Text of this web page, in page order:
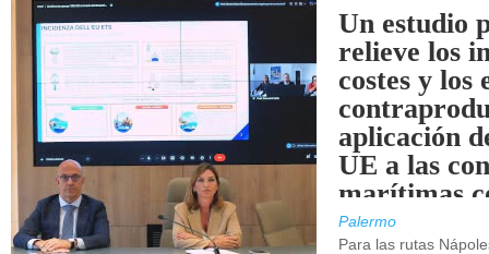
Un estudio
relieve los
costes y los
aplicación
UE a las
marítimas
de Sicilia.
Palermo
Para las rutas